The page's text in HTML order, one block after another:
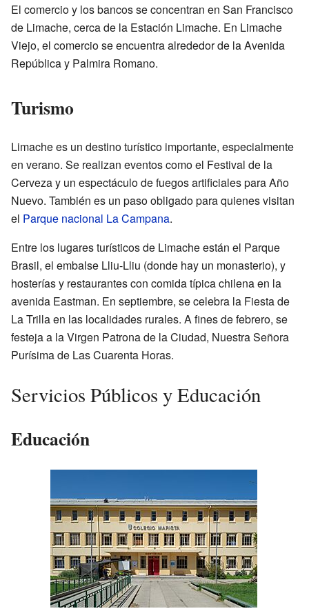
El comercio y los bancos se concentran en San Francisco
de Limache, cerca de la Estación Limache. En Limache
Viejo, el comercio se encuentra alrededor de la Avenida
República y Palmira Romano.
Turismo
Limache es un destino turístico importante, especialmente
en verano. Se realizan eventos como el Festival de la
Cerveza y un espectáculo de fuegos artificiales para Año
Nuevo. También es un paso obligado para quienes visitan
el Parque nacional La Campana.
Entre los lugares turísticos de Limache están el Parque
Brasil, el embalse Lliu-Lliu (donde hay un monasterio), y
hosterías y restaurantes con comida típica chilena en la
avenida Eastman. En septiembre, se celebra la Fiesta de
La Trilla en las localidades rurales. A fines de febrero, se
festeja a la Virgen Patrona de la Ciudad, Nuestra Señora
Purísima de Las Cuarenta Horas.
Servicios Públicos y Educación
Educación